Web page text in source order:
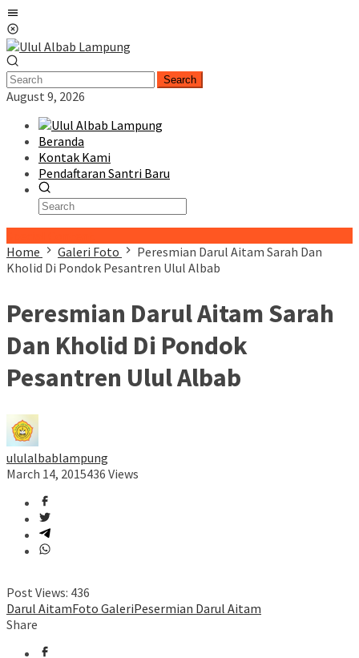
Skip
to
content
Search
August 9, 2026
Beranda
Kontak Kami
Pendaftaran Santri Baru
Home
Galeri Foto
Peresmian Darul Aitam Sarah Dan
Kholid Di Pondok Pesantren Ulul Albab
Peresmian Darul Aitam Sarah
Dan Kholid Di Pondok
Pesantren Ulul Albab
ululalbablampung
March 14, 2015436 Views
Post Views: 436
Darul AitamFoto GaleriPesermian Darul Aitam
Share